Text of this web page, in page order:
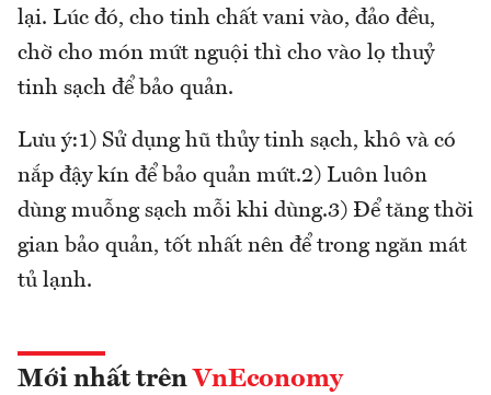
lại. Lúc đó, cho tinh chất vani vào, đảo đều,
chờ cho món mứt nguội thì cho vào lọ thuỷ
tinh sạch để bảo quản.
Lưu ý:1) Sử dụng hũ thủy tinh sạch, khô và có
nắp đậy kín để bảo quản mứt.2) Luôn luôn
dùng muỗng sạch mỗi khi dùng.3) Để tăng thời
gian bảo quản, tốt nhất nên để trong ngăn mát
tủ lạnh.
Mới nhất trên VnEconomy